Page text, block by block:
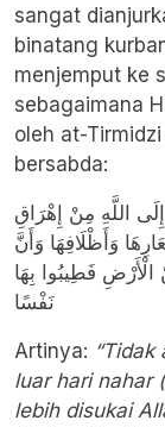
sangat
binatang
menjemput ke
sebagaimana
oleh at-
bersabda:
اللَّهِ مِنْ إِهْرَاقِ
وَأَظْلَافِهَا وَأَنَّ
فَطِيبُوا بِهَا
نَفْسًا
Artinya:
luar hari nahar
lebih disukai